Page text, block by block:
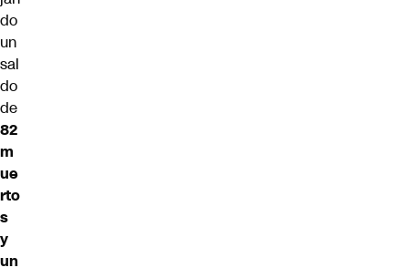
do
un
sal
do
de
82
m
ue
rto
s
y
un